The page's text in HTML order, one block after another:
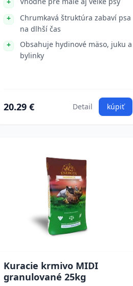
Chrumkavá štruktúra zabaví psa
na dlhší čas
Obsahuje hydinové mäso, juku a
bylinky
20.29 € Detail kúpiť
Kuracie krmivo MIDI
granulované 25kg